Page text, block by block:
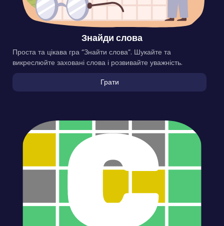
Знайди слова
Проста та цікава гра “Знайти слова”. Шукайте та
викреслюйте заховані слова і розвивайте уважність.
Грати